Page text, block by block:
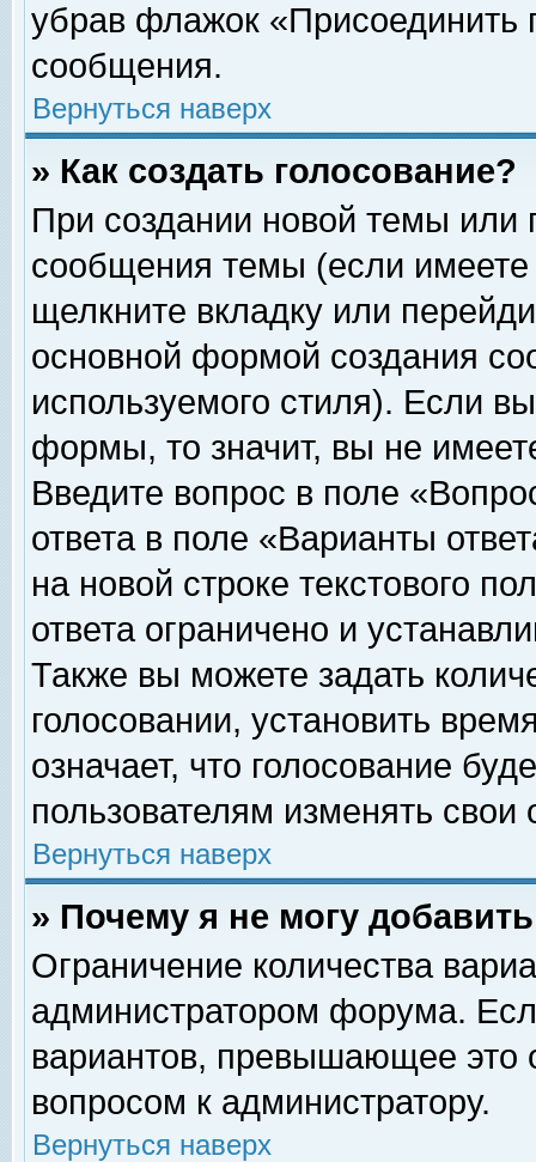
убрав флажок «Присоединить
сообщения.
Вернуться наверх
» Как создать голосование?
При создании новой темы или
сообщения темы (если
щелкните вкладку или
основной формой создания
используемого стиля). Если
формы, то значит, вы не
Введите вопрос в поле
ответа в поле «Варианты
на новой строке текстового
ответа ограничено и
Также вы можете задать
голосовании, установить
означает, что голосование
пользователям изменять свои
Вернуться наверх
» Почему я не могу
Ограничение количества
администратором форума.
вариантов, превышающее это
вопросом к администратору.
Вернуться наверх